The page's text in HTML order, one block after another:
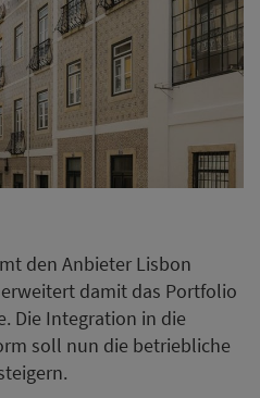
den Anbieter Lisbon
damit das Portfolio
Die Integration in die
soll nun die betriebliche